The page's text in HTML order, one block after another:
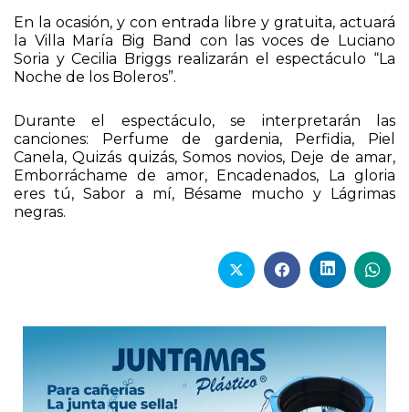
En la ocasión, y con entrada libre y gratuita, actuará
la Villa María Big Band con las voces de Luciano
Soria y Cecilia Briggs realizarán el espectáculo “La
Noche de los Boleros”.
Durante el espectáculo, se interpretarán las
canciones: Perfume de gardenia, Perfidia, Piel
Canela, Quizás quizás, Somos novios, Deje de amar,
Emborráchame de amor, Encadenados, La gloria
eres tú, Sabor a mí, Bésame mucho y Lágrimas
negras.